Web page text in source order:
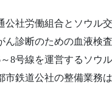
公社労働組合とソウル
ん診断のための血液検
8号線を運営するソウ
市鉄道公社の整備業務